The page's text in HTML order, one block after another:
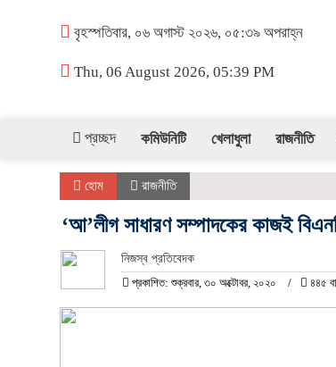
বৃহস্পতিবার, ০৬ অগাস্ট ২০২৬, ০৫:৩৯ অপরাহ্ন
Thu, 06 August 2026, 05:39 PM
প্রচ্ছদ কমিউনিটি খেলাধুলা রাজনীতি
হোম রাজনীতি
‘আ’লীগ সাধারণ সম্পাদকের কাজই
নিজস্ব প্রতিবেদক
প্রকাশিত: শুক্রবার, ৩০ অক্টোবর, ২০২০
৪৪৫